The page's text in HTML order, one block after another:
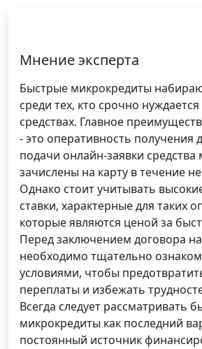
Мнение эксперта
Быстрые микрокредиты
среди тех, кто срочно
средствах. Главное
- это оперативность получения
подачи онлайн-заявки средства
зачислены на карту в течение
Однако стоит учитывать
ставки, характерные для таких
которые являются ценой за
Перед заключением договора
необходимо тщательно
условиями, чтобы
переплаты и избежать
Всегда следует рассматривать
микрокредиты как последний
постоянный источник